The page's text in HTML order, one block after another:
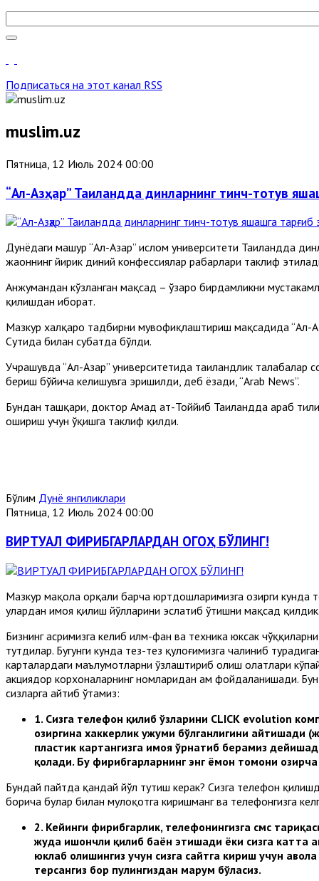
Подписаться на этот канал RSS
muslim.uz
Пятница, 12 Июль 2024 00:00
“Ал-Азҳар” Таиландда динларнинг тинч-тотув
Дунёдаги машҳур “Ал-Азҳар” ислом университети Таиландда
жаҳоннинг йирик диний конфессиялар раҳбарлари таклиф
Анжумандан кўзланган мақсад – ўзаро бирдамликни
қилишдан иборат.
Мазкур халқаро тадбирни мувофиқлаштириш мақсадида “Ал-
Сутҳида билан суҳбатда бўлди.
Учрашувда “Ал-Азҳар” университетида таиландлик
бериш бўйича келишувга эришилди, деб ёзади, “Arab News”.
Бундан ташқари, доктор Аҳмад ат-Тоййиб Таиландда араб
ошириш учун ўқишга таклиф қилди.
Бўлим Дунё янгиликлари
Пятница, 12 Июль 2024 00:00
ВИРТУАЛ ФИРИБГАРЛАРДАН ОГОҲ БЎЛИНГ!
Мазкур мақола орқали барча юртдошларимизга ҳозирги кунда
улардан ҳимоя қилиш йўлларини эслатиб ўтишни мақсад
Бизнинг асримизга келиб илм-фан ва техника юксак
тутдилар. Бугунги кунда тез-тез қулоғимизга чалиниб
карталардаги маълумотларни ўзлаштириб олиш ҳолатлари
акциядор корхоналарнинг номларидан ҳам фойдаланишади.
сизларга айтиб ўтамиз:
1. Сизга телефон қилиб ўзларини CLICK evolution
ҳозиргина хаккерлик ҳужуми бўлганлигини
пластик картангизга ҳимоя ўрнатиб берамиз
қолади. Бу фирибгарларнинг энг ёмон томони
Бундай пайтда қандай йўл тутиш керак? Сизга телефон
борича булар билан мулоқотга киришманг ва телефонгизга
2. Кейинги фирибгарлик, телефонингизга смс
жуда ишончли қилиб баён этишади ёки сизга катта
юклаб олишингиз учун сизга сайтга кириш учун
терсангиз бор пулингиздан маҳрум бўласиз.